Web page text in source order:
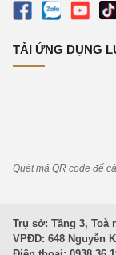
TẢI ỨNG DỤNG
Quét mã QR code để
Trụ sở: Tầng 3, Toà
VPĐD: 648 Nguyễn